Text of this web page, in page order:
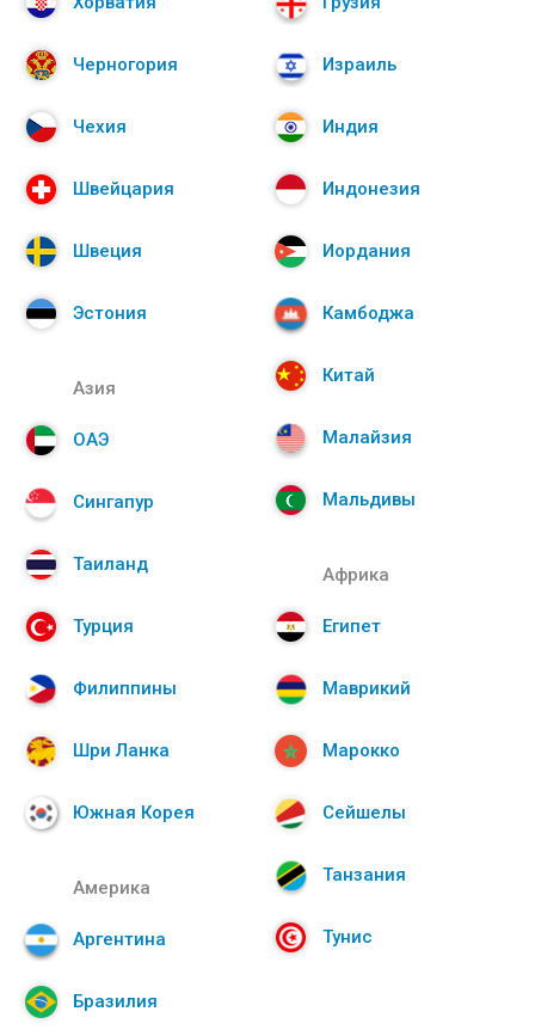
Черногория
Чехия
Швейцария
Швеция
Эстония
Израиль
Индия
Индонезия
Иордания
Камбоджа
Китай
Малайзия
Мальдивы
Азия
ОАЭ
Сингапур
Таиланд
Турция
Филиппины
Шри Ланка
Южная Корея
Африка
Египет
Маврикий
Марокко
Сейшелы
Танзания
Тунис
Америка
Аргентина
Бразилия